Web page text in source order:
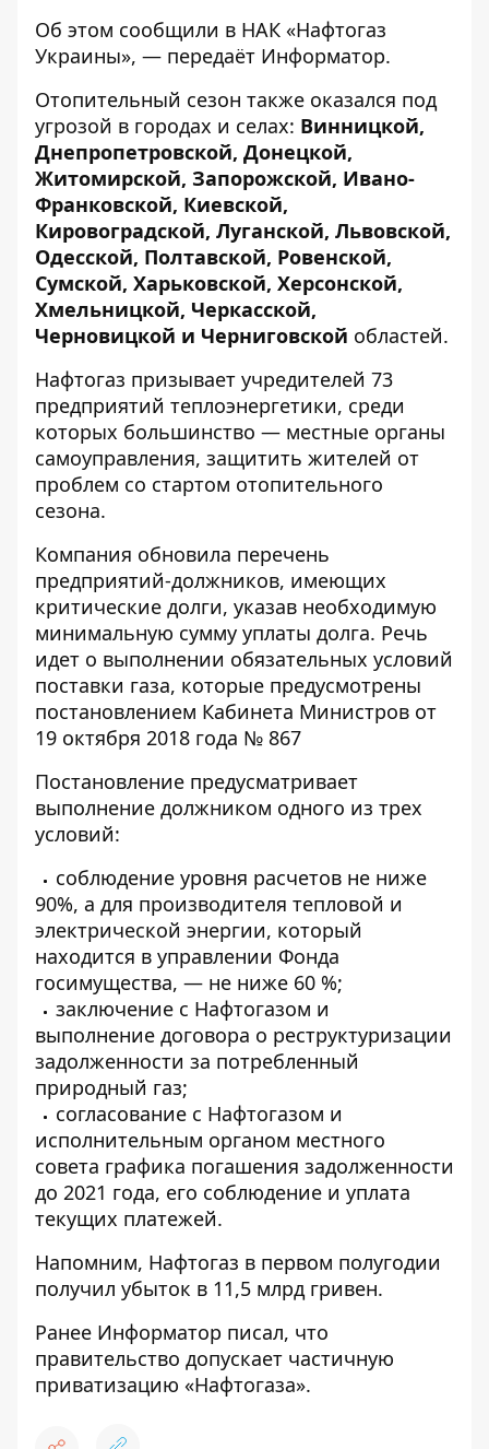
Об этом сообщили в НАК «Нафтогаз
Украины», — передаёт Информатор.
Отопительный сезон также оказался под
угрозой в городах и селах: Винницкой,
Днепропетровской, Донецкой,
Житомирской, Запорожской, Ивано-
Франковской, Киевской,
Кировоградской, Луганской, Львовской,
Одесской, Полтавской, Ровенской,
Сумской, Харьковской, Херсонской,
Хмельницкой, Черкасской,
Черновицкой и Черниговской областей.
Нафтогаз призывает учредителей 73
предприятий теплоэнергетики, среди
которых большинство — местные органы
самоуправления, защитить жителей от
проблем со стартом отопительного
сезона.
Компания обновила перечень
предприятий-должников, имеющих
критические долги, указав необходимую
минимальную сумму уплаты долга. Речь
идет о выполнении обязательных условий
поставки газа, которые предусмотрены
постановлением Кабинета Министров от
19 октября 2018 года № 867
Постановление предусматривает
выполнение должником одного из трех
условий:
соблюдение уровня расчетов не ниже
90%, а для производителя тепловой и
электрической энергии, который
находится в управлении Фонда
госимущества, — не ниже 60 %;
заключение с Нафтогазом и
выполнение договора о реструктуризации
задолженности за потребленный
природный газ;
согласование с Нафтогазом и
исполнительным органом местного
совета графика погашения задолженности
до 2021 года, его соблюдение и уплата
текущих платежей.
Напомним, Нафтогаз в первом полугодии
получил убыток в 11,5 млрд гривен.
Ранее Информатор писал, что
правительство допускает частичную
приватизацию «Нафтогаза».